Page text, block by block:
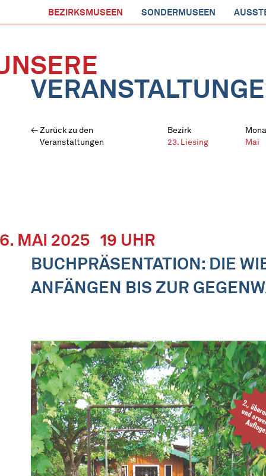
BEZIRKSMUSEEN SONDERMUSEEN
Zurück zu den
Veranstaltungen
Bezirk
23. Liesing
Mai
MAI 2025 19 UHR
BUCHPRÄSENTATION: DIE
ANFÄNGEN BIS ZUR